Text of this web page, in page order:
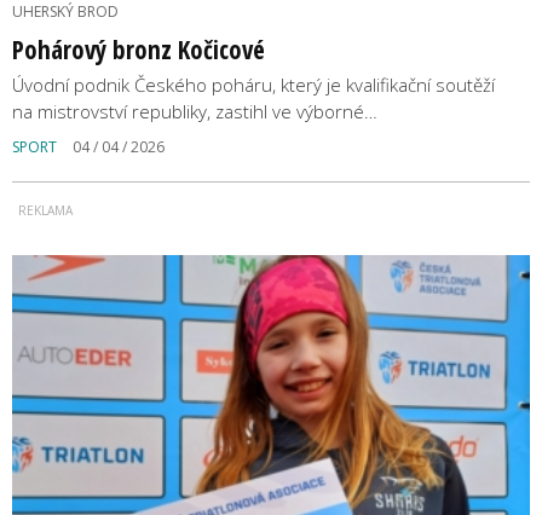
UHERSKÝ BROD
Pohárový bronz Kočicové
Úvodní podnik Českého poháru, který je kvalifikační soutěží
na mistrovství republiky, zastihl ve výborné…
SPORT 04 / 04 / 2026